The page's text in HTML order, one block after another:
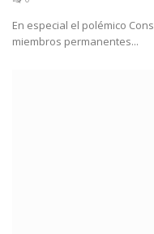
En especial el polémico
miembros permanentes...